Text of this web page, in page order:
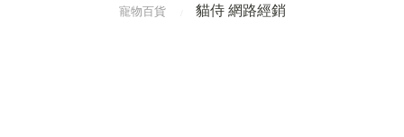
寵物百貨 貓侍 網路經銷